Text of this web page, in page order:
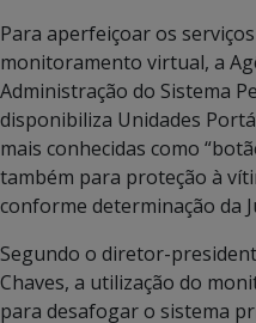
Para aperfeiçoar os
monitoramento virtual, a
Administração do Sistema
disponibiliza Unidades
mais conhecidas como
também para proteção à
conforme determinação da
Segundo o diretor-
Chaves, a utilização do
para desafogar o sistema